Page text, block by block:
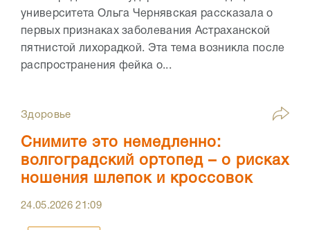
университета Ольга Чернявская рассказала о
первых признаках заболевания Астраханской
пятнистой лихорадкой. Эта тема возникла после
распространения фейка о...
Здоровье
Снимите это немедленно:
волгоградский ортопед – о рисках
ношения шлепок и кроссовок
24.05.202621:09